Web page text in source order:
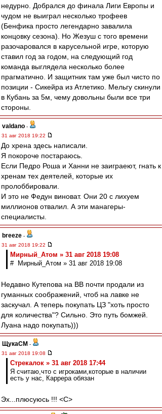
недурно. Добрался до финала Лиги Европы и
чудом не выиграл несколько трофеев
(Бенфика просто легендарно завалила
концовку сезона). Но Жезуш с того времени
разочаровался в карусельной игре, которую
ставил год за годом, на следующий год
команда выглядела несколько более
прагматично. И защитник там уже был чисто по
позиции - Сикейра из Атлетико. Мельгу скинули
в Кубань за 5м, чему довольны были все три
стороны.
valdano -
31 авг 2018 19:22
До хрена здесь написали.
Я покороче постараюсь.
Если Педро Роша и Ханни не заиграеют, гнать к
хренам тех деятелей, которые их
пролоббировали.
И это не Федун виноват. Они 20 с лихуем
миллионов отвалил. А эти манагеры-
специалисты.
breeze -
31 авг 2018 19:22
Мирный_Атом » 31 авг 2018 19:08
# Мирный_Атом » 31 авг 2018 19:08
Недавно Кутепова на ВВ почти продали из
гуманных соображений, чтоб на лавке не
заскучал. А теперь покупать ЦЗ "хоть просто
для количества"? Сильно. Это путь бомжей.
Луана надо покупать)))
ЩукаСМ -
31 авг 2018 19:08
Стрекалок » 31 авг 2018 17:44
Я считаю,что с игроками,которые в наличии
есть у нас, Каррера обязан
Эх...плюсуюсь !!! <C>